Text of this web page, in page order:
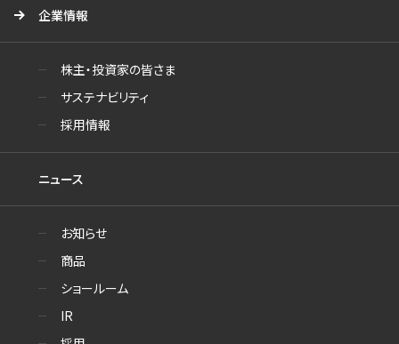
企業情報
株主・投資家の皆さま
サステナビリティ
採用情報
ニュース
お知らせ
商品
ショールーム
IR